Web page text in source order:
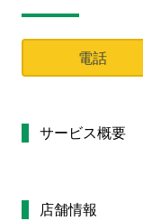
電話
サービス概要
店舗情報